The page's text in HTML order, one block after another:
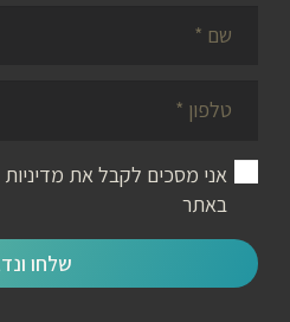
אני מסכים לקבל את
באתר
שלחו